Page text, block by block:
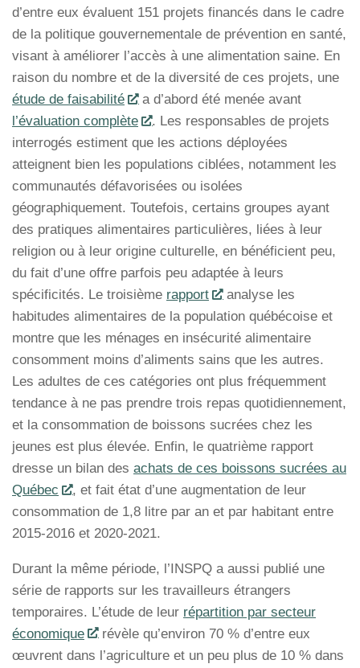
d’entre eux évaluent 151 projets financés dans le cadre
de la politique gouvernementale de prévention en santé,
visant à améliorer l’accès à une alimentation saine. En
raison du nombre et de la diversité de ces projets, une
étude de faisabilité
a d’abord été menée avant
l’évaluation complète
. Les responsables de projets
interrogés estiment que les actions déployées
atteignent bien les populations ciblées, notamment les
communautés défavorisées ou isolées
géographiquement. Toutefois, certains groupes ayant
des pratiques alimentaires particulières, liées à leur
religion ou à leur origine culturelle, en bénéficient peu,
du fait d’une offre parfois peu adaptée à leurs
spécificités. Le troisième rapport
analyse les
habitudes alimentaires de la population québécoise et
montre que les ménages en insécurité alimentaire
consomment moins d’aliments sains que les autres.
Les adultes de ces catégories ont plus fréquemment
tendance à ne pas prendre trois repas quotidiennement,
et la consommation de boissons sucrées chez les
jeunes est plus élevée. Enfin, le quatrième rapport
dresse un bilan des achats de ces boissons sucrées au
Québec
, et fait état d’une augmentation de leur
consommation de 1,8 litre par an et par habitant entre
2015-2016 et 2020-2021.
Durant la même période, l’INSPQ a aussi publié une
série de rapports sur les travailleurs étrangers
temporaires. L’étude de leur répartition par secteur
économique
révèle qu’environ 70 % d’entre eux
œuvrent dans l’agriculture et un peu plus de 10 % dans